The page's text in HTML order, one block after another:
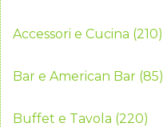
Accessori e Cucina (210)
Bar e American Bar (85)
Buffet e Tavola (220)